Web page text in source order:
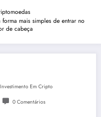
mais simples de entrar no
de cabeça
Investimento Em Cripto
0 Comentários